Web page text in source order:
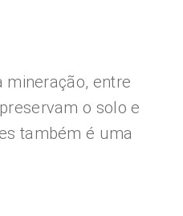
mineração, entre
o solo e
também é uma